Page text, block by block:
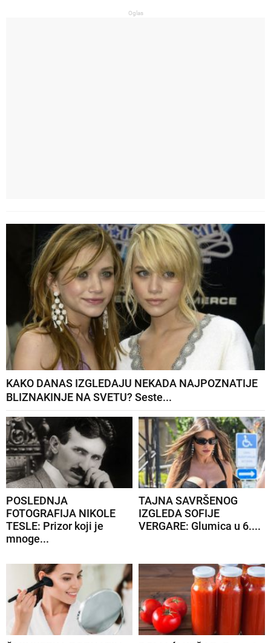
Oglas
KAKO DANAS IZGLEDAJU NEKADA NAJPOZNATIJE
BLIZNAKINJE NA SVETU? Seste...
POSLEDNJA
FOTOGRAFIJA NIKOLE
TESLE: Prizor koji je
mnoge...
TAJNA SAVRŠENOG
IZGLEDA SOFIJE
VERGARE: Glumica u 6....